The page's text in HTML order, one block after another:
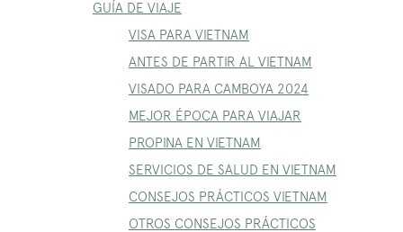
GUÍA DE VIAJE
VISA PARA VIETNAM
ANTES DE PARTIR AL VIETNAM
VISADO PARA CAMBOYA 2024
MEJOR ÉPOCA PARA VIAJAR
PROPINA EN VIETNAM
SERVICIOS DE SALUD EN VIETNAM
CONSEJOS PRÁCTICOS VIETNAM
OTROS CONSEJOS PRÁCTICOS